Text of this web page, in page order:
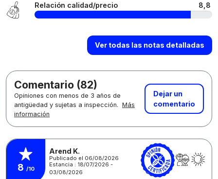
Relación calidad/precio 8,8
Ver todas las notas detalladas
Comentario (82)
Opiniones con menos de 3 años de
antigüedad y sujetas a inspección. Más
información
Dejar un
comentario
8 /10
Arend K.
Publicado el 06/08/2026
Estancia : 18/07/2026 -
03/08/2026